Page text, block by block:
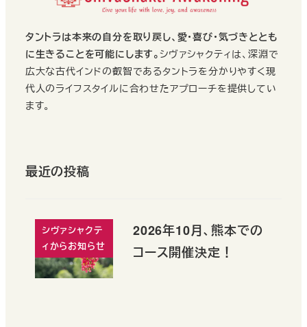
タントラは本来の自分を取り戻し、愛・喜び・気づきととも
に生きることを可能にします。シヴァシャクティは、深淵で
広大な古代インドの叡智であるタントラを分かりやすく現
代人のライフスタイルに合わせたアプローチを提供してい
ます。
最近の投稿
シヴァシャクテ
ィからお知らせ
2026年10月、熊本での
コース開催決定！